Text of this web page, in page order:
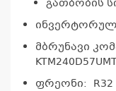
გათბობის
მბრუნავი
ფრეონი: R32